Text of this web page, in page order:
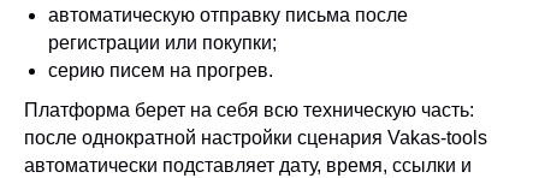
автоматическую отправку письма после
регистрации или покупки;
серию писем на прогрев.
Платформа берет на себя всю техническую часть:
после однократной настройки сценария Vakas-tools
автоматически подставляет дату, время, ссылки и